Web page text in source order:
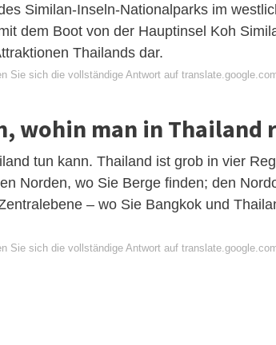
Similan-Inseln-Nationalparks im
dem Boot von der Hauptinsel Koh
Thailands dar.
Sie sich die vollständige Antwort auf
wohin man in Thailand
tun kann. Thailand ist grob in vier
Norden, wo Sie Berge finden; den
– wo Sie Bangkok und
Sie sich die vollständige Antwort auf